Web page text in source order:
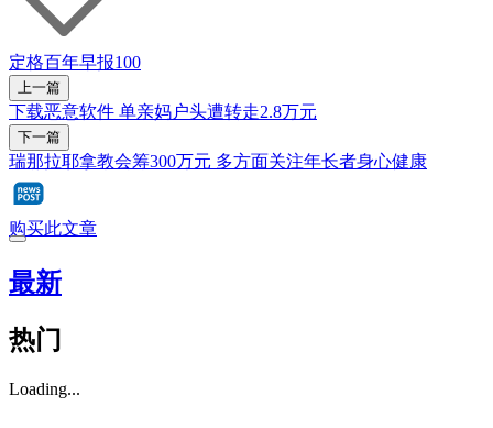
定格百年早报100
上一篇
下载恶意软件 单亲妈户头遭转走2.8万元
下一篇
瑞那拉耶拿教会筹300万元 多方面关注年长者身心健康
购买此文章
最新
热门
Loading...